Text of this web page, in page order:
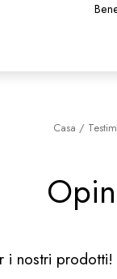
Casa /
i nostri prodotti!